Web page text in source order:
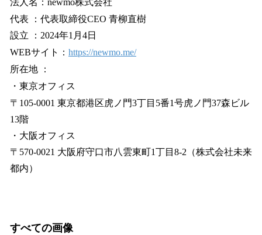
代表 ：代表取締役CEO 青柳直樹
設立 ：2024年1月4日
WEBサイト： https://newmo.me/
所在地 ：
・東京オフィス
〒105-0001 東京都港区虎ノ門3丁目5番1号虎ノ門37森ビル
13階
・大阪オフィス
〒570-0021 大阪府守口市八雲東町1丁目8-2（株式会社未来
都内）
すべての画像